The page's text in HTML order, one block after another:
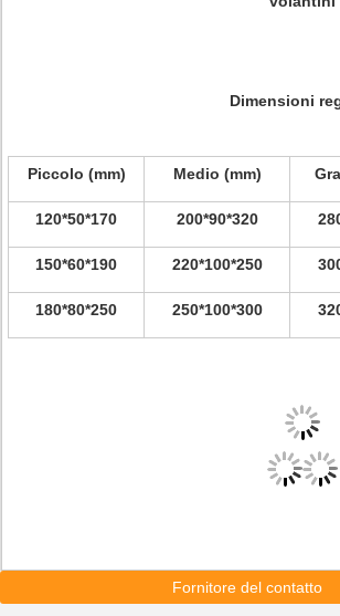
Dimensioni
Piccolo (mm) Medio (mm)
120*50*170 200*90*320
150*60*190 220*100*250
180*80*250 250*100*300
Fornitore del contatto